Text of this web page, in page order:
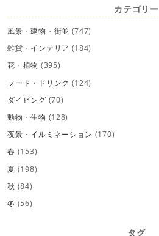
カテゴリー
風景・建物・街並 (747)
雑貨・インテリア (184)
花・植物 (395)
フード・ドリンク (124)
ダイビング (70)
動物・生物 (128)
夜景・イルミネーション (170)
春 (153)
夏 (198)
秋 (84)
冬 (56)
タグ